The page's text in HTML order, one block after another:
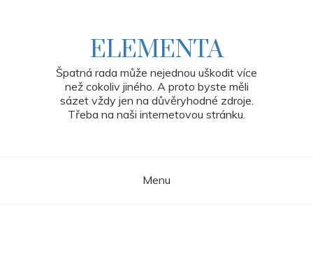
ELEMENTA
Špatná rada může nejednou uškodit více
než cokoliv jiného. A proto byste měli
sázet vždy jen na důvěryhodné zdroje.
Třeba na naši internetovou stránku.
Menu